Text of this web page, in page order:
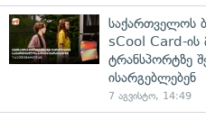
საქართველოს
sCool Card-ის
ტრანსპორტზე
ისარგებლებენ
7 აგვისტო, 14:49